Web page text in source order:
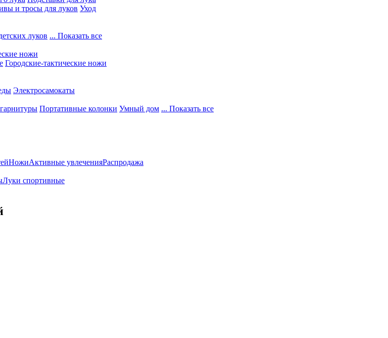
и тросы для луков Уход
луков ... Показать все
ножи
Городские-тактические ножи
Электросамокаты
Портативные колонки Умный дом ... Показать все
НожиАктивные увлеченияРаспродажа
Луки спортивные